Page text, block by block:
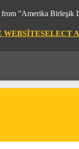
"Amerika
WEBSITESELECT